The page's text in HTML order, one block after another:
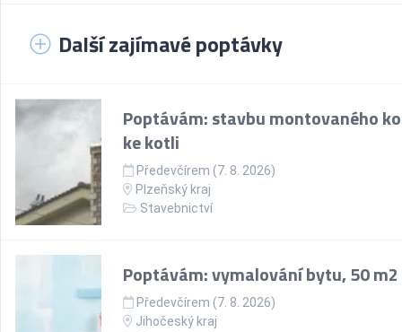
Další zajímavé poptávky
Poptávám: stavbu montovaného
ke kotli
Předevčírem (7. 8. 2026)
Plzeňský kraj
Stavebnictví
Poptávám: vymalování bytu, 50 m2
Předevčírem (7. 8. 2026)
Jihočeský kraj